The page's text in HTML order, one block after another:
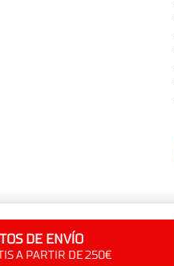
DE ENVÍO
A PARTIR DE 250€